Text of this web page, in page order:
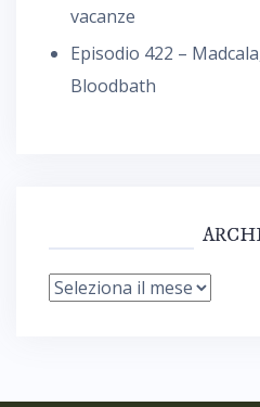
vacanze
Episodio 422 –
Bloodbath
Archivi